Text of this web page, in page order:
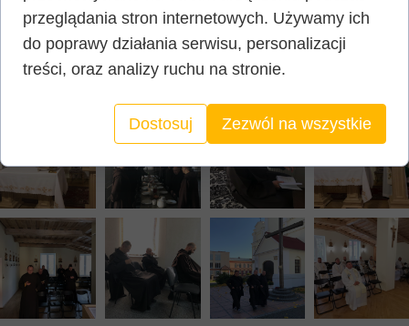
przeglądania stron internetowych. Używamy ich
do poprawy działania serwisu, personalizacji
treści, oraz analizy ruchu na stronie.
Dostosuj Zezwól na wszystkie